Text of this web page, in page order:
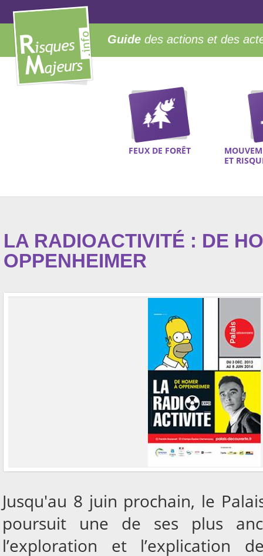
Guide des actions et des
FEUX DE FORÊT
ET
LA RADIOACTIVITÉ : DE
OPPENHEIMER
Jusqu'au 8 juin prochain, le
poursuit une de ses plus
l’exploration et l’explication